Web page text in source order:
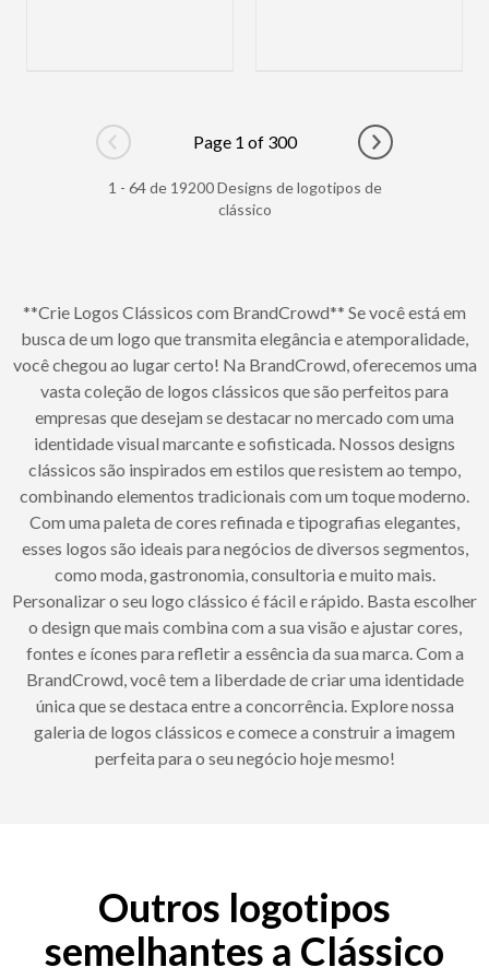
Go to previous page
Page 1 of 300
Go to next
1 - 64 de 19200 Designs de logotipos de
clássico
**Crie Logos Clássicos com BrandCrowd** Se você está em
busca de um logo que transmita elegância e atemporalidade,
você chegou ao lugar certo! Na BrandCrowd, oferecemos uma
vasta coleção de logos clássicos que são perfeitos para
empresas que desejam se destacar no mercado com uma
identidade visual marcante e sofisticada. Nossos designs
clássicos são inspirados em estilos que resistem ao tempo,
combinando elementos tradicionais com um toque moderno.
Com uma paleta de cores refinada e tipografias elegantes,
esses logos são ideais para negócios de diversos segmentos,
como moda, gastronomia, consultoria e muito mais.
Personalizar o seu logo clássico é fácil e rápido. Basta escolher
o design que mais combina com a sua visão e ajustar cores,
fontes e ícones para refletir a essência da sua marca. Com a
BrandCrowd, você tem a liberdade de criar uma identidade
única que se destaca entre a concorrência. Explore nossa
galeria de logos clássicos e comece a construir a imagem
perfeita para o seu negócio hoje mesmo!
Outros logotipos
semelhantes a Clássico